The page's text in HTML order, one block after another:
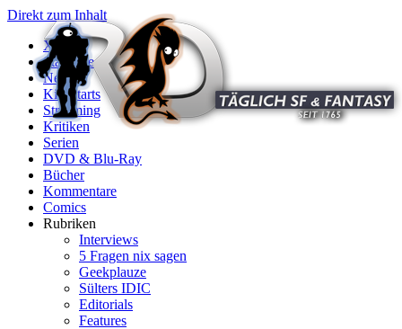
Direkt zum Inhalt
X
Startseite
News
Kinostarts
Streaming
Kritiken
Serien
DVD & Blu-Ray
Bücher
Kommentare
Comics
Rubriken
Interviews
5 Fragen nix sagen
Geekplauze
Sülters IDIC
Editorials
Features